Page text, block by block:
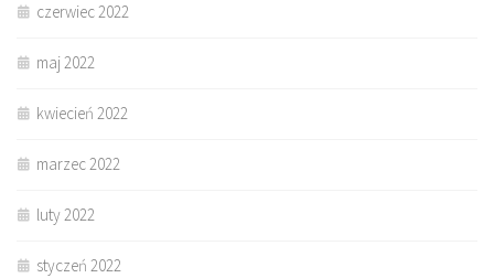
czerwiec 2022
maj 2022
kwiecień 2022
marzec 2022
luty 2022
styczeń 2022